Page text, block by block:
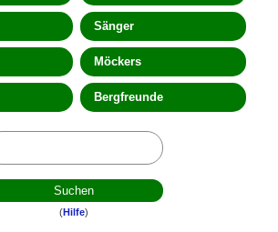
Sänger
Möckers
Bergfreunde
(Hilfe)